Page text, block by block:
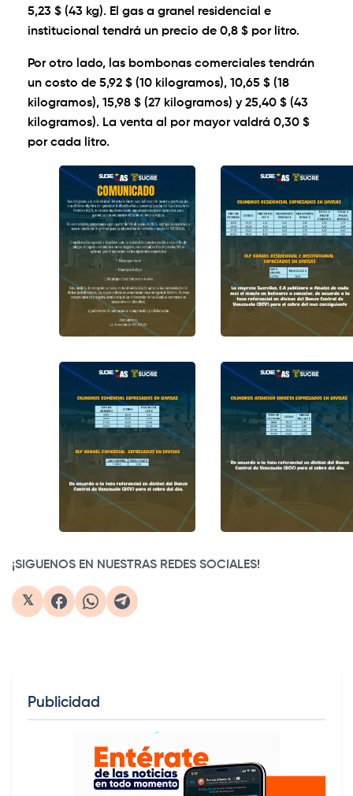
5,23 $ (43 kg). El gas a granel residencial e
institucional tendrá un precio de 0,8 $ por litro.
Por otro lado, las bombonas comerciales tendrán
un costo de 5,92 $ (10 kilogramos), 10,65 $ (18
kilogramos), 15,98 $ (27 kilogramos) y 25,40 $ (43
kilogramos). La venta al por mayor valdrá 0,30 $
por cada litro.
¡SIGUENOS EN NUESTRAS REDES SOCIALES!
𝕏
Publicidad